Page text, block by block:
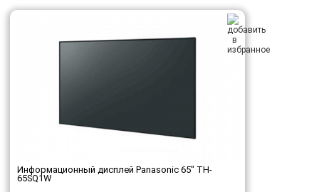
Информационный дисплей Panasonic 65" TH-
65SQ1W